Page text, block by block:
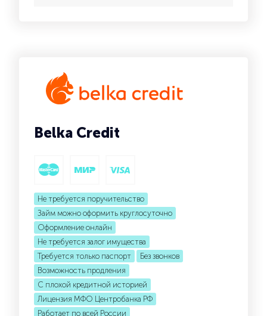
Belka Credit
Не требуется поручительство
Займ можно оформить круглосуточно
Оформление онлайн
Не требуется залог имущества
Требуется только паспорт
Без звонков
Возможность продления
С плохой кредитной историей
Лицензия МФО Центробанка РФ
Работает по всей России